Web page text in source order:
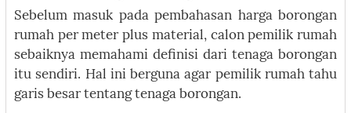
Sebelum masuk pada pembahasan harga borongan
rumah per meter plus material, calon pemilik rumah
sebaiknya memahami definisi dari tenaga borongan
itu sendiri. Hal ini berguna agar pemilik rumah tahu
garis besar tentang tenaga borongan.